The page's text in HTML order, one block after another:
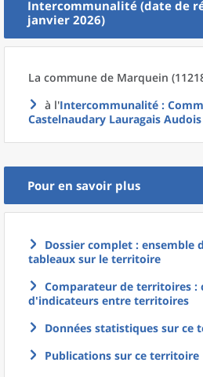
Intercommunalité (date de
janvier 2026)
La commune de Marquein
à l'Intercommunalité :
Castelnaudary Lauragais Audois
Pour en savoir plus
Dossier complet : ensemble
tableaux sur le territoire
Comparateur de territoires :
d'indicateurs entre territoires
Données statistiques sur ce
Publications sur ce territoire